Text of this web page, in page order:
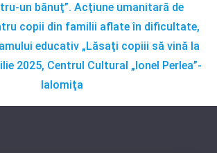
un bănuţ”. Acţiune umanitară de
copii din familii aflate în dificultate,
educativ „Lăsaţi copiii să vină la
2025, Centrul Cultural „Ionel Perlea”-
Ialomiţa